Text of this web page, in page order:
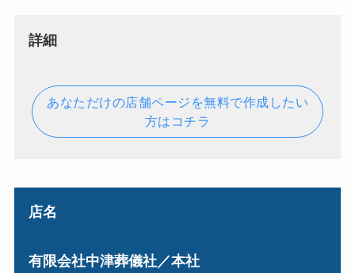
詳細
あなただけの店舗ページを無料で作成したい
方はコチラ
店名
有限会社中津葬儀社／本社